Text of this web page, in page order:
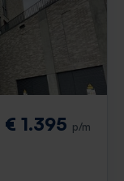
€ 1.395 p/m